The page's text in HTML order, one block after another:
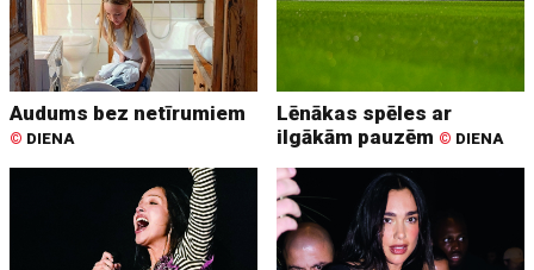
Audums bez netīrumiem
© DIENA
Lēnākas spēles ar
ilgākām pauzēm © DIENA